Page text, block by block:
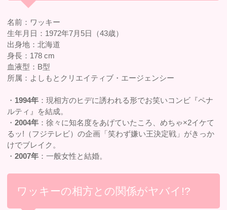
名前：ワッキー
生年月日：1972年7月5日（43歳）
出身地：北海道
身長：178 cm
血液型：B型
所属：よしもとクリエイティブ・エージェンシー
・ 1994年 ：現相方のヒデに誘われる形でお笑いコンビ『ペナ
ルティ』を結成。
・2004年 ：徐々に知名度をあげていたころ、めちゃ×2イケて
るッ!（フジテレビ）の企画「笑わず嫌い王決定戦」がきっか
けでブレイク。
・2007年 ：一般女性と結婚。
ワッキーの相方との関係がヤバイ!?